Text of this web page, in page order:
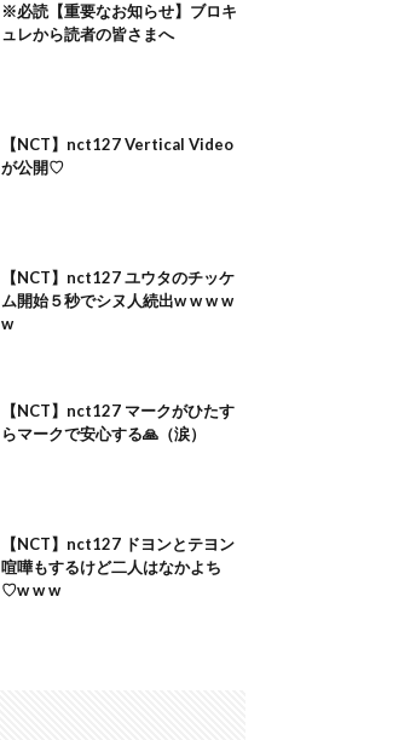
※必読【重要なお知らせ】ブロキ
ュレから読者の皆さまへ
【NCT】nct127 Vertical Video
が公開♡
【NCT】nct127 ユウタのチッケ
ム開始５秒でシヌ人続出w w w w
w
【NCT】nct127 マークがひたす
らマークで安心する🙏（涙）
【NCT】nct127 ドヨンとテヨン
喧嘩もするけど二人はなかよち
♡w w w